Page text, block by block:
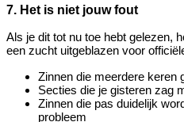
7. Het is niet jouw fout
Als je dit tot nu toe hebt gelezen,
een zucht uitgeblazen voor
Zinnen die meerdere keren
Secties die je gisteren zag
Zinnen die pas duidelijk
probleem